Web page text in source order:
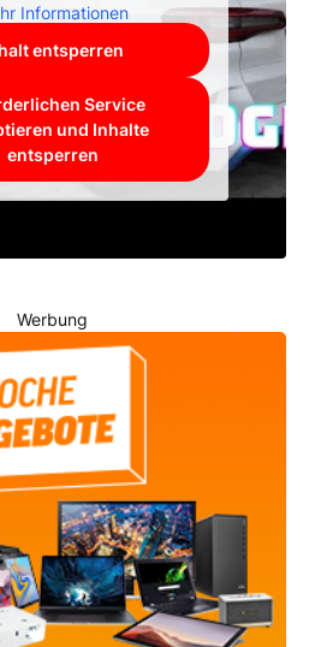
Informationen
entsperren
Service
und Inhalte
entsperren
Werbung